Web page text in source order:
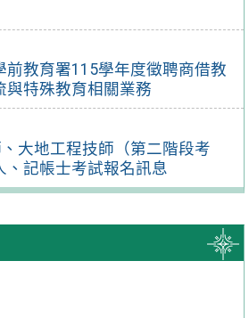
前教育署115學年度徵聘商借教
與特殊教育相關業務
大地工程技師（第二階段考
、記帳士考試報名訊息